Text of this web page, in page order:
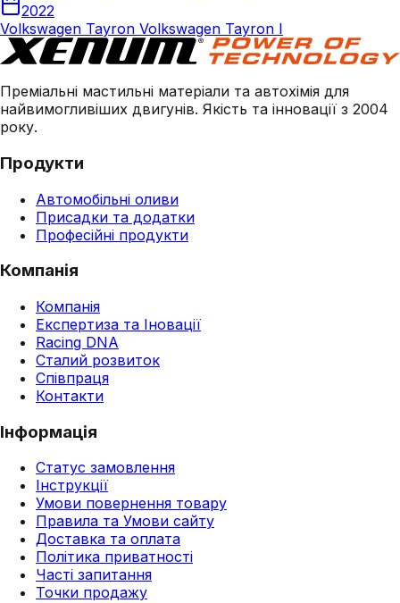
2022
Volkswagen Tayron Volkswagen Tayron I
Преміальні мастильні матеріали та автохімія для
найвимогливіших двигунів. Якість та інновації з 2004
року.
Продукти
Автомобільні оливи
Присадки та додатки
Професійні продукти
Компанія
Компанія
Експертиза та Іновації
Racing DNA
Сталий розвиток
Співпраця
Контакти
Інформація
Статус замовлення
Інструкції
Умови повернення товару
Правила та Умови сайту
Доставка та оплата
Політика приватності
Часті запитання
Точки продажу